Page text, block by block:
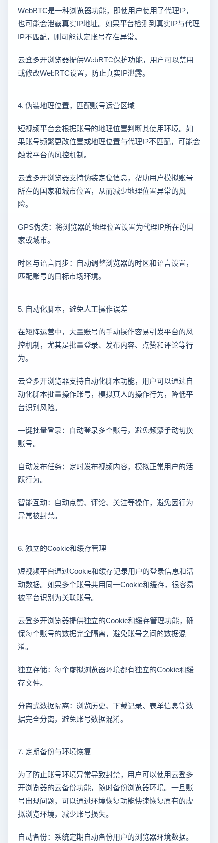
WebRTC是一种浏览器功能，即使用户使用了代理IP，
也可能会泄露真实IP地址。如果平台检测到真实IP与代理
IP不匹配，则可能认定账号存在异常。
云登多开浏览器提供WebRTC保护功能，用户可以禁用
或修改WebRTC设置，防止真实IP泄露。
4. 伪装地理位置，匹配账号运营区域
短视频平台会根据账号的地理位置判断其使用环境。如
果账号频繁更改位置或地理位置与代理IP不匹配，可能会
触发平台的风控机制。
云登多开浏览器支持伪装定位信息，帮助用户模拟账号
所在的国家和城市位置，从而减少地理位置异常的风
险。
GPS伪装：将浏览器的地理位置设置为代理IP所在的国
家或城市。
时区与语言同步：自动调整浏览器的时区和语言设置，
匹配账号的目标市场环境。
5. 自动化脚本，避免人工操作误差
在矩阵运营中，大量账号的手动操作容易引发平台的风
控机制，尤其是批量登录、发布内容、点赞和评论等行
为。
云登多开浏览器支持自动化脚本功能，用户可以通过自
动化脚本批量操作账号，模拟真人的操作行为，降低平
台识别风险。
一键批量登录：自动登录多个账号，避免频繁手动切换
账号。
自动发布任务：定时发布视频内容，模拟正常用户的活
跃行为。
智能互动：自动点赞、评论、关注等操作，避免因行为
异常被封禁。
6. 独立的Cookie和缓存管理
短视频平台通过Cookie和缓存记录用户的登录信息和活
动数据。如果多个账号共用同一Cookie和缓存，很容易
被平台识别为关联账号。
云登多开浏览器提供独立的Cookie和缓存管理功能，确
保每个账号的数据完全隔离，避免账号之间的数据混
淆。
独立存储：每个虚拟浏览器环境都有独立的Cookie和缓
存文件。
分离式数据隔离：浏览历史、下载记录、表单信息等数
据完全分离，避免账号数据混淆。
7. 定期备份与环境恢复
为了防止账号环境异常导致封禁，用户可以使用云登多
开浏览器的云备份功能，随时备份浏览器环境。一旦账
号出现问题，可以通过环境恢复功能快速恢复原有的虚
拟浏览环境，减少账号损失。
自动备份：系统定期自动备份用户的浏览器环境数据。